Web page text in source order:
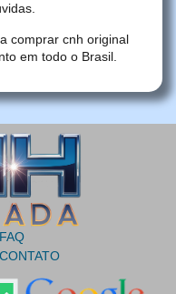
comprar cnh original
em todo o Brasil.
FAQ
CONTATO